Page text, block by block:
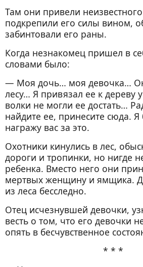
Там они привели
подкрепили его силы вином,
забинтовали его раны.
Когда незнакомец пришел в
словами было:
— Моя дочь… моя девочка…
лесу… Я привязал ее к дереву
волки не могли ее достать…
найдите ее, принесите сюда.
награжу вас за это.
Охотники кинулись в лес,
дороги и тропинки, но нигде
ребенка. Вместо него они
мертвых женщину и ямщика.
из леса бесследно.
Отец исчезнувшей девочки,
весть о том, что его девочки
опять в бесчувственное
* * *